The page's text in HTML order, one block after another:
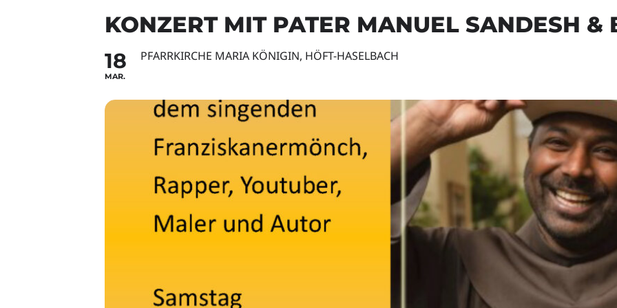
KONZERT MIT PATER MANUEL SANDESH &
18
MAR.
PFARRKIRCHE MARIA KÖNIGIN, HÖFT-HASELBACH